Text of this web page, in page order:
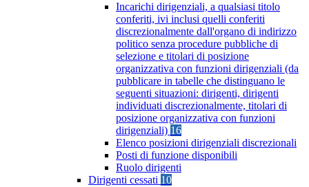
Incarichi dirigenziali, a qualsiasi titolo
conferiti, ivi inclusi quelli conferiti
discrezionalmente dall'organo di indirizzo
politico senza procedure pubbliche di
selezione e titolari di posizione
organizzativa con funzioni dirigenziali (da
pubblicare in tabelle che distinguano le
seguenti situazioni: dirigenti, dirigenti
individuati discrezionalmente, titolari di
posizione organizzativa con funzioni
dirigenziali) 16
Elenco posizioni dirigenziali discrezionali
Posti di funzione disponibili
Ruolo dirigenti
Dirigenti cessati 10